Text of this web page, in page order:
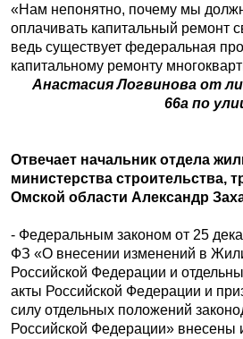
«Нам непонятно, почему мы
оплачивать капитальный ремонт
ведь существует федеральная
капитальному ремонту
Анастасия Логвинова от
66а по
Отвечает начальник отдела
министерства строительства,
Омской области Александр
- Федеральным законом от 25
ФЗ «О внесении изменений в
Российской Федерации и
акты Российской Федерации и
силу отдельных положений
Российской Федерации»